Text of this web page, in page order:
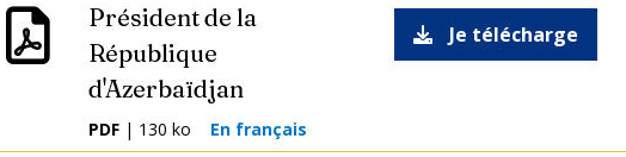
Président de la
République
d'Azerbaïdjan
PDF | 130 ko En français
Je télécharge